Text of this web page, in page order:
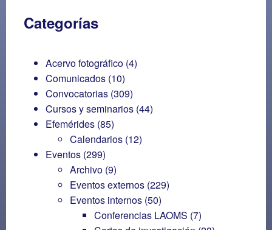
Categorías
Acervo fotográfico (4)
Comunicados (10)
Convocatorias (309)
Cursos y seminarios (44)
Efemérides (85)
Calendarios (12)
Eventos (299)
Archivo (9)
Eventos externos (229)
Eventos internos (50)
Conferencias LAOMS (7)